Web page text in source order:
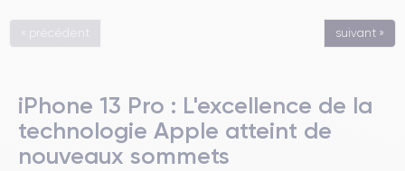
« précédent suivant »
iPhone 13 Pro : L'excellence de la
technologie Apple atteint de
nouveaux sommets